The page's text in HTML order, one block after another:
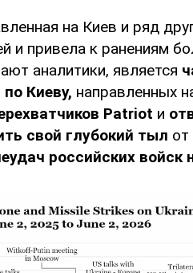
на Киев и ряд
и привела к ранениям
аналитики, является
Киеву, направленных
Patriot и
свой глубокий тыл от
российских войск